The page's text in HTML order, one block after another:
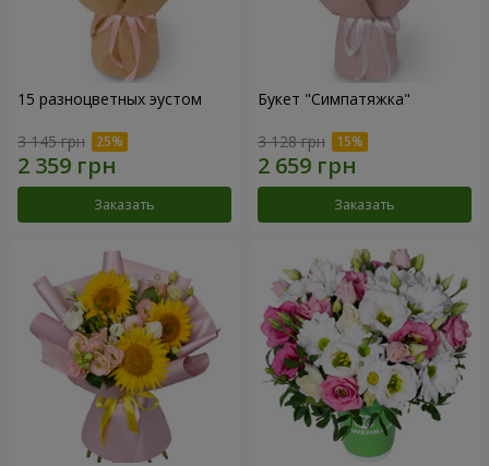
15 разноцветных эустом
3 145 грн
Заказать
Букет "Симпатяжка"
3 128 грн
Заказать